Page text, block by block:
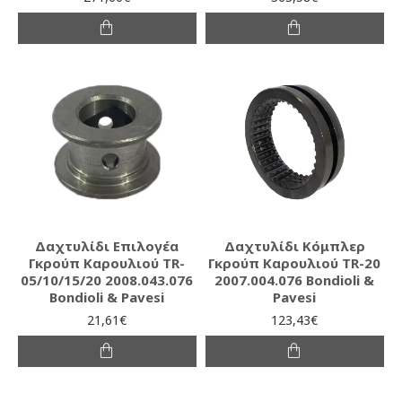
Δαχτυλίδι Επιλογέα
Γκρούπ Καρουλιού TR-
05/10/15/20 2008.043.076
Bondioli & Pavesi
21,61€
Δαχτυλίδι Κόμπλερ
Γκρούπ Καρουλιού TR-20
2007.004.076 Bondioli &
Pavesi
123,43€